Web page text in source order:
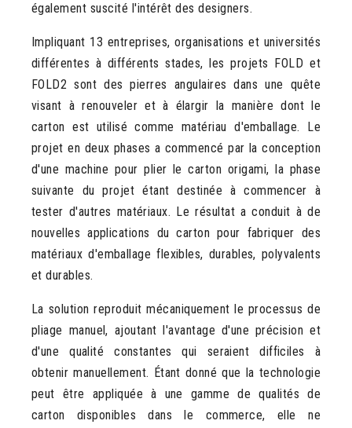
également suscité l'intérêt des designers.
Impliquant 13 entreprises, organisations et universités
différentes à différents stades, les projets FOLD et
FOLD2 sont des pierres angulaires dans une quête
visant à renouveler et à élargir la manière dont le
carton est utilisé comme matériau d'emballage. Le
projet en deux phases a commencé par la conception
d'une machine pour plier le carton origami, la phase
suivante du projet étant destinée à commencer à
tester d'autres matériaux. Le résultat a conduit à de
nouvelles applications du carton pour fabriquer des
matériaux d'emballage flexibles, durables, polyvalents
et durables.
La solution reproduit mécaniquement le processus de
pliage manuel, ajoutant l'avantage d'une précision et
d'une qualité constantes qui seraient difficiles à
obtenir manuellement. Étant donné que la technologie
peut être appliquée à une gamme de qualités de
carton disponibles dans le commerce, elle ne